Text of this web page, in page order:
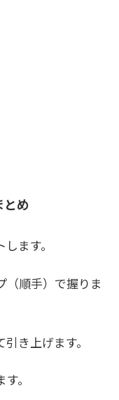
とめ
ます。
順手）で握りま
き上げます。
。